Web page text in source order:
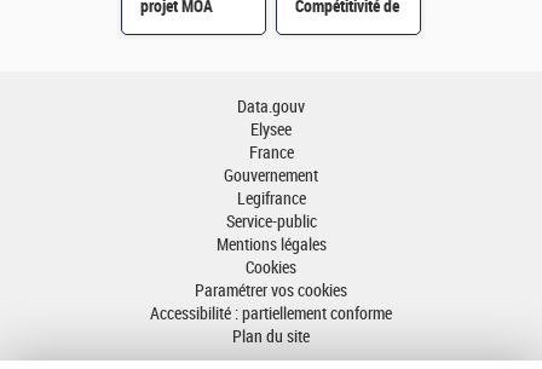
projet MOA
Innovation
Compétitivité de
l'énergie-SI-
Data.gouv
Elysee
France
Gouvernement
Legifrance
Service-public
Mentions légales
Cookies
Paramétrer vos cookies
Accessibilité : partiellement conforme
Plan du site